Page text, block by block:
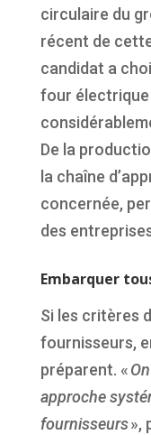
circulaire du
récent de
candidat a
four électrique
De la
la chaîne
concernée,
des
Embarquer
Si les critères
fournisseurs,
préparent. «
approche
fournisseurs»,